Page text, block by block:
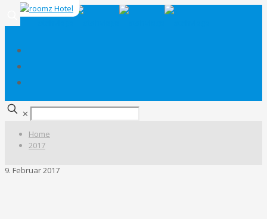
✕
Home
2017
9. Februar 2017